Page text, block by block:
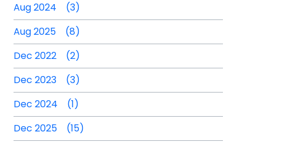
Aug 2024 (3)
Aug 2025 (8)
Dec 2022 (2)
Dec 2023 (3)
Dec 2024 (1)
Dec 2025 (15)